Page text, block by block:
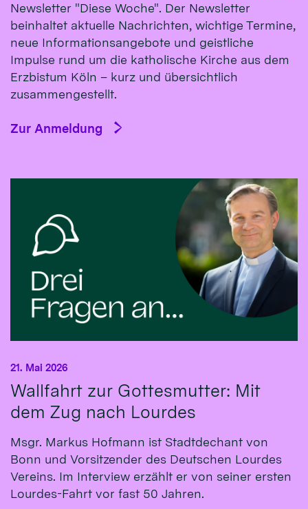
Newsletter "Diese Woche". Der Newsletter
beinhaltet aktuelle Nachrichten, wichtige Termine,
neue Informationsangebote und geistliche
Impulse rund um die katholische Kirche aus dem
Erzbistum Köln – kurz und übersichtlich
zusammengestellt.
Zur Anmeldung
Wallfahrt zur Gottesmutter: Mit
dem Zug nach Lourdes
21. Mai 2026
Msgr. Markus Hofmann ist Stadtdechant von
Bonn und Vorsitzender des Deutschen Lourdes
Vereins. Im Interview erzählt er von seiner ersten
Lourdes-Fahrt vor fast 50 Jahren.